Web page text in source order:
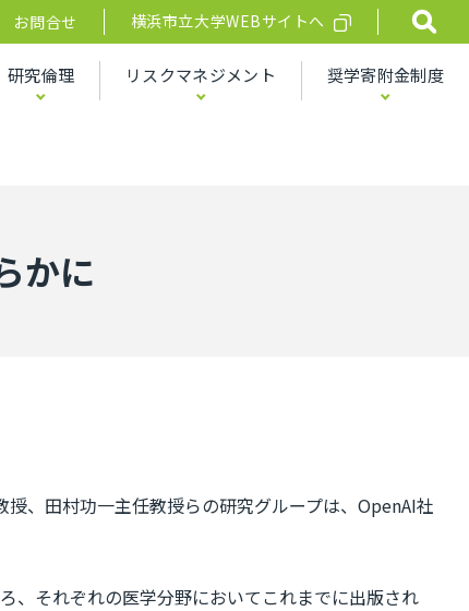
お問合せ 横浜市立大学WEBサイトへ
研究倫理 リスクマネジメント 奨学寄附金制度
かに
、田村功一主任教授らの研究グループは、OpenAI社
、それぞれの医学分野においてこれまでに出版され